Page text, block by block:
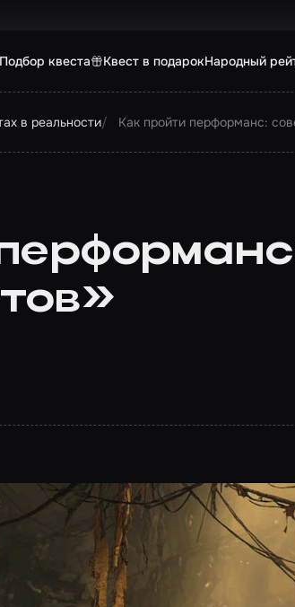
Подбор квеста Квест в подарокНародный
в реальности Как пройти перформанс: